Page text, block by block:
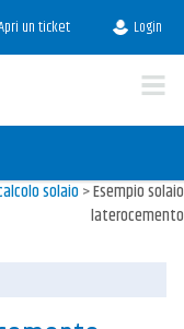
un ticket Login
solaio>Esempio solaio
laterocemento